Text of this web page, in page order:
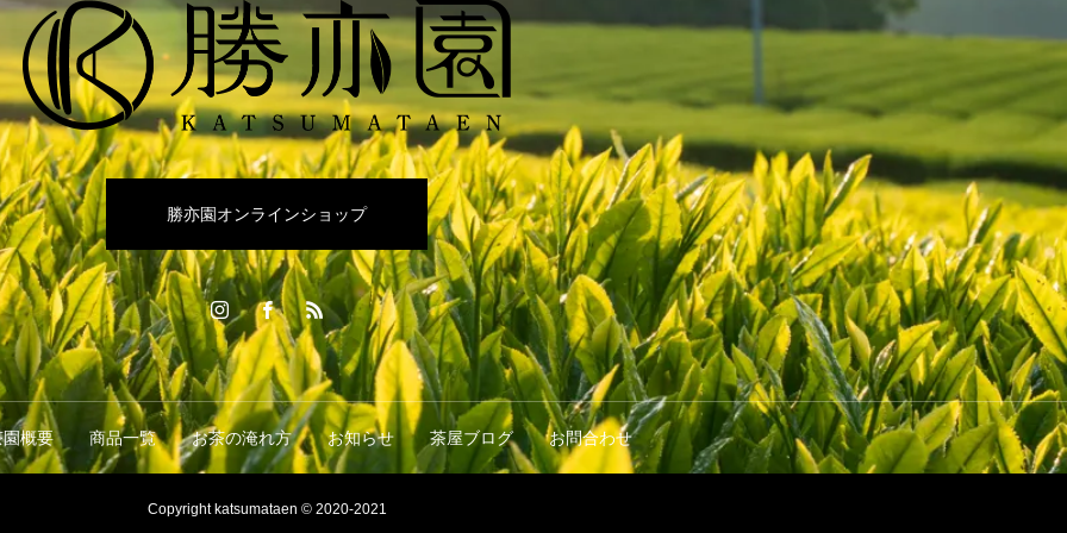
勝亦園オンラインショップ
園概要 商品一覧 お茶の淹れ方 お知らせ 茶屋ブログ お問合わせ
Copyright katsumataen © 2020-2021